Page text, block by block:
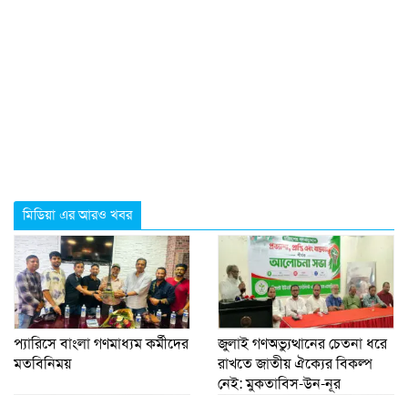
মিডিয়া এর আরও খবর
প্যারিসে বাংলা গণমাধ্যম কর্মীদের
মতবিনিময়
জুলাই গণঅভ্যুত্থানের চেতনা ধরে
রাখতে জাতীয় ঐক্যের বিকল্প
নেই: মুকতাবিস-উন-নূর